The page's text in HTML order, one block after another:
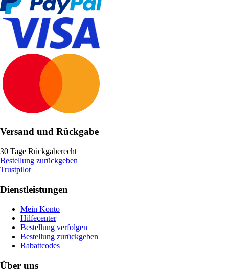
Versand und Rückgabe
30 Tage Rückgaberecht
Bestellung zurückgeben
Trustpilot
Dienstleistungen
Mein Konto
Hilfecenter
Bestellung verfolgen
Bestellung zurückgeben
Rabattcodes
Über uns